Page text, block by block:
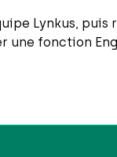
Lynkus,
fonction